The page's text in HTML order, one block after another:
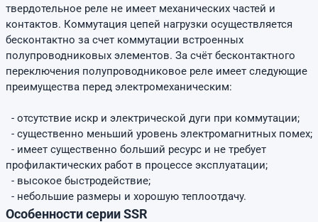
твердотельное реле не имеет механических частей и
контактов. Коммутация цепей нагрузки осуществляется
бесконтактно за счет коммутации встроенных
полупроводниковых элементов. За счёт бесконтактного
переключения полупроводниковое реле имеет следующие
преимущества перед электромеханическим:
- отсутствие искр и электрической дуги при коммутации;
- существенно меньший уровень электромагнитных помех;
- имеет существенно больший ресурс и не требует
профилактических работ в процессе эксплуатации;
- высокое быстродействие;
- небольшие размеры и хорошую теплоотдачу.
Особенности серии SSR